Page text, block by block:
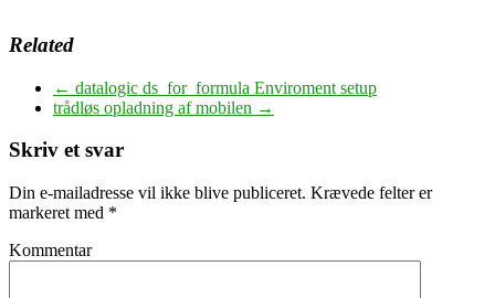
Related
← datalogic ds_for_formula Enviroment setup
trådløs opladning af mobilen →
Skriv et svar
Din e-mailadresse vil ikke blive publiceret. Krævede felter er
markeret med *
Kommentar